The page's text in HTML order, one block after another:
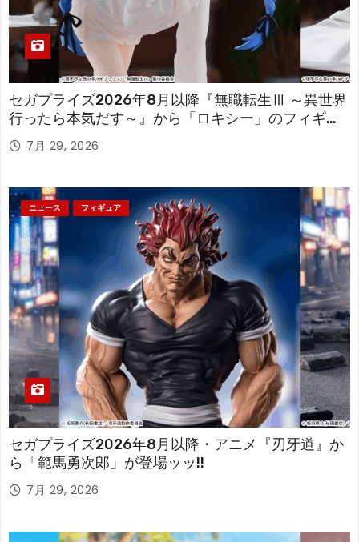
セガプライズ2026年8月以降『無職転生Ⅲ ～異世界
行ったら本気だす～』から「ロキシー」のフィギュ
アが登場！
7月 29, 2026
ニュース フィギュア
セガプライズ2026年8月以降・アニメ『刃牙道』か
ら「範馬勇次郎」が登場ッッ!!
7月 29, 2026